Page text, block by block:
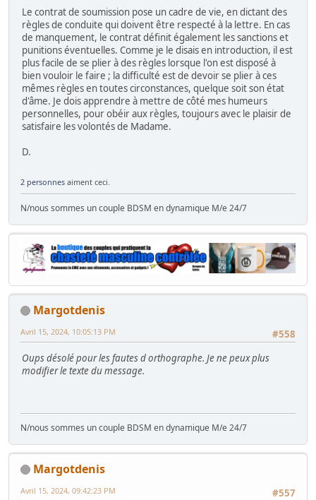
Le contrat de soumission pose un cadre de vie, en dictant des
règles de conduite qui doivent être respecté à la lettre. En cas
de manquement, le contrat définit également les sanctions et
punitions éventuelles. Comme je le disais en introduction, il est
plus facile de se plier à des règles lorsque l'on est disposé à
bien vouloir le faire ; la difficulté est de devoir se plier à ces
mêmes règles en toutes circonstances, quelque soit son état
d'âme. Je dois apprendre à mettre de côté mes humeurs
personnelles, pour obéir aux règles, toujours avec le plaisir de
satisfaire les volontés de Madame.
D.
2 personnes aiment ceci.
N/nous sommes un couple BDSM en dynamique M/e 24/7
Margotdenis
#558
Avril 15, 2024, 10:05:13 PM
Oups désolé pour les fautes d orthographe. Je ne peux plus
modifier le texte du message.
N/nous sommes un couple BDSM en dynamique M/e 24/7
Margotdenis
#557
Avril 15, 2024, 09:42:23 PM